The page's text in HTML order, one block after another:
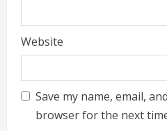
Website
Save my name, email,
browser for the next